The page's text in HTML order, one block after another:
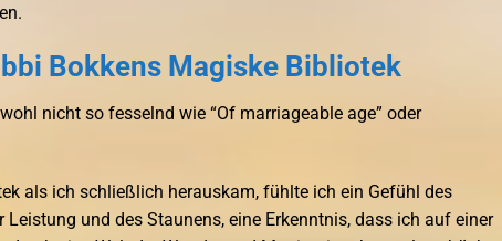
Bokkens Magiske Bibliotek
nicht so fesselnd wie “Of marriageable age” oder
als ich schließlich herauskam, fühlte ich ein Gefühl des
und des Staunens, eine Erkenntnis, dass ich auf einer